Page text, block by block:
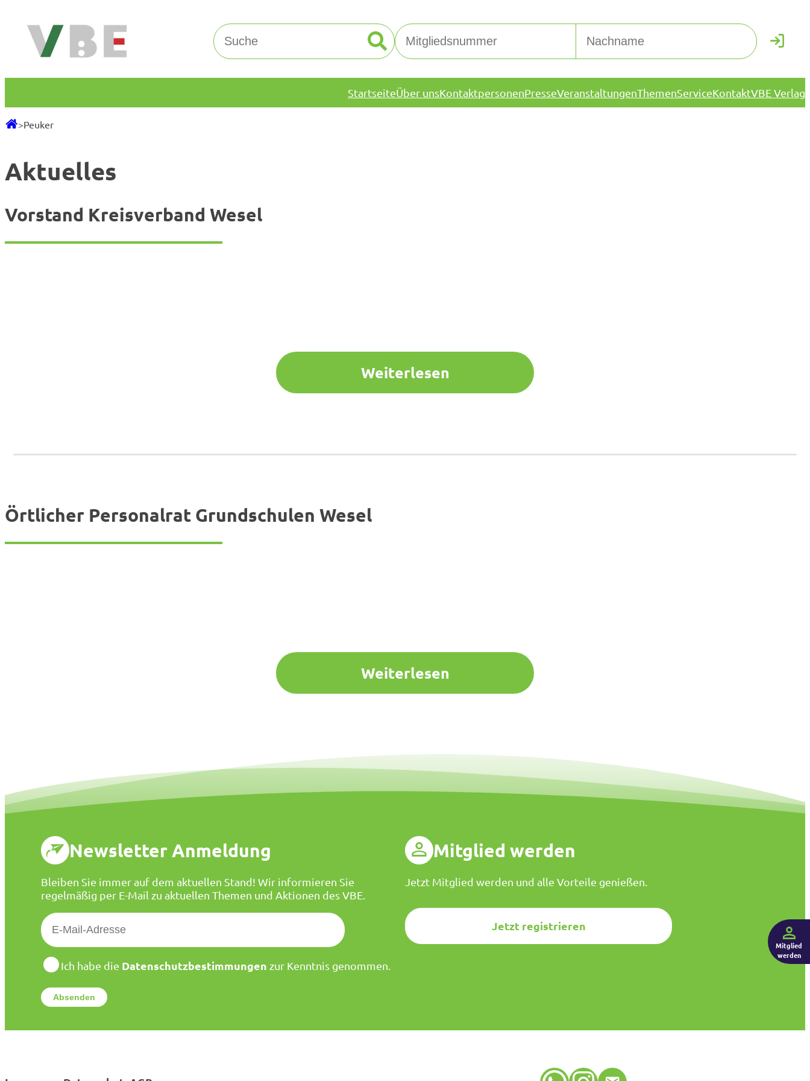
Inhalt
springen
Suchen
StartseiteÜber unsKontaktpersonenPresseVeranstaltungenThemenServiceKontaktVBE Verlag
>Peuker
Aktuelles
Vorstand Kreisverband Wesel
Weiterlesen
Örtlicher Personalrat Grundschulen Wesel
Weiterlesen
Newsletter Anmeldung
Bleiben Sie immer auf dem aktuellen Stand! Wir informieren Sie
regelmäßig per E-Mail zu aktuellen Themen und Aktionen des VBE.
E
-
M
a
l
*
D
t
e
Ich habe die Datenschutzbestimmungen zur Kenntnis genommen.
Mitglied werden
Jetzt Mitglied werden und alle Vorteile genießen.
Jetzt registrieren
Mitglied
werden